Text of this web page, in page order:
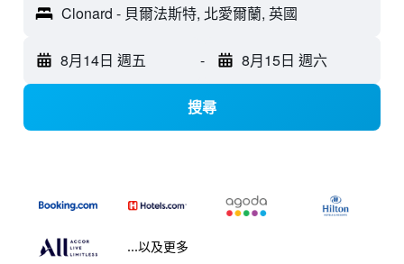
Clonard - 貝爾法斯特, 北愛爾蘭, 英國
8月14日 週五 - 8月15日 週六
搜尋
...以及更多